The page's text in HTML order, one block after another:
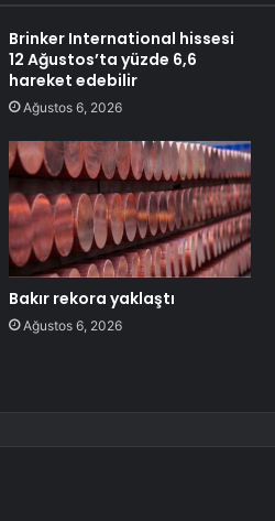
Brinker International hissesi
12 Ağustos’ta yüzde 6,6
hareket edebilir
Ağustos 6, 2026
Bakır rekora yaklaştı
Ağustos 6, 2026